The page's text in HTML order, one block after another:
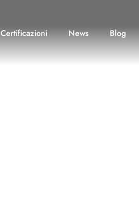
Certificazioni News Blog